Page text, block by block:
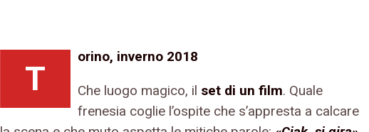
T
orino, inverno 2018
Che luogo magico, il set di un film. Quale
frenesia coglie l’ospite che s’appresta a calcare